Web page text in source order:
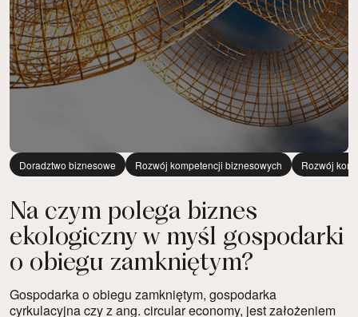
Doradztwo biznesowe Rozwój kompetencji biznesowych Rozwój
Na czym polega biznes
ekologiczny w myśl gospodarki
o obiegu zamkniętym?
Gospodarka o obiegu zamkniętym, gospodarka
cyrkulacyjna czy z ang. circular economy, jest założeniem